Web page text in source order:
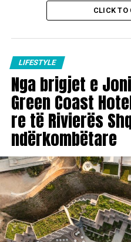
CLICK TO
LIFESTYLE
Nga brigjet e
Green Coast
re të Rivierës
ndërkombëtare